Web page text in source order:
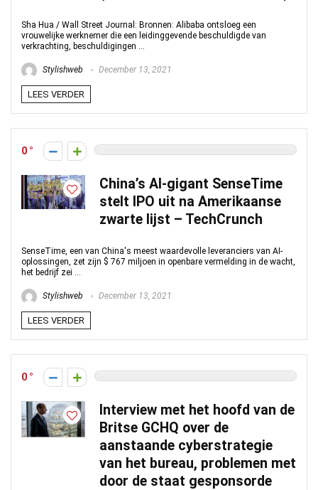
Sha Hua / Wall Street Journal: Bronnen: Alibaba ontsloeg een
vrouwelijke werknemer die een leidinggevende beschuldigde van
verkrachting, beschuldigingen ...
Stylishweb December 13, 2021
LEES VERDER
0
China’s AI-gigant SenseTime
stelt IPO uit na Amerikaanse
zwarte lijst – TechCrunch
SenseTime, een van China's meest waardevolle leveranciers van AI-
oplossingen, zet zijn $ 767 miljoen in openbare vermelding in de wacht,
het bedrijf zei ...
Stylishweb December 13, 2021
LEES VERDER
0
Interview met het hoofd van de
Britse GCHQ over de
aanstaande cyberstrategie
van het bureau, problemen met
door de staat gesponsorde